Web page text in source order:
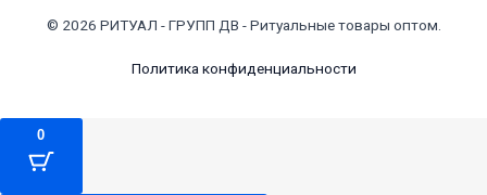
© 2026 РИТУАЛ - ГРУПП ДВ - Ритуальные товары оптом.
Политика конфиденциальности
0